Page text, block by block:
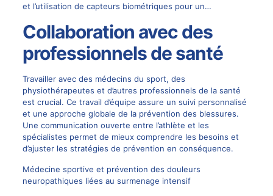
et l’utilisation de capteurs biométriques pour un…
Collaboration avec des
professionnels de santé
Travailler avec des médecins du sport, des
physiothérapeutes et d’autres professionnels de la santé
est crucial. Ce travail d’équipe assure un suivi personnalisé
et une approche globale de la prévention des blessures.
Une communication ouverte entre l’athlète et les
spécialistes permet de mieux comprendre les besoins et
d’ajuster les stratégies de prévention en conséquence.
Médecine sportive et prévention des douleurs
neuropathiques liées au surmenage intensif